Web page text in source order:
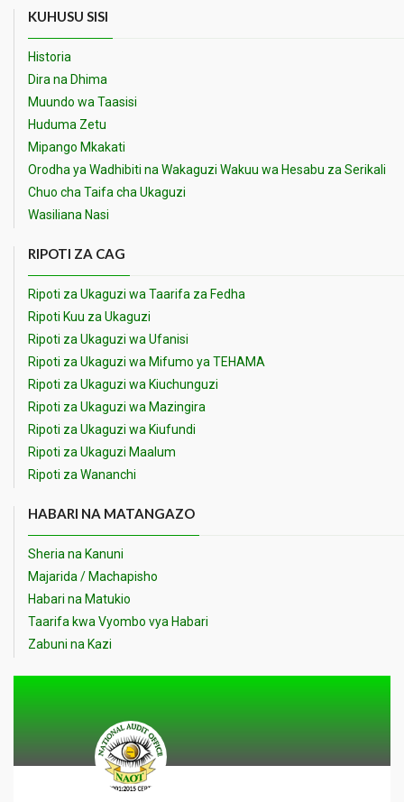
KUHUSU SISI
Historia
Dira na Dhima
Muundo wa Taasisi
Huduma Zetu
Mipango Mkakati
Orodha ya Wadhibiti na Wakaguzi Wakuu wa Hesabu za Serikali
Chuo cha Taifa cha Ukaguzi
Wasiliana Nasi
RIPOTI ZA CAG
Ripoti za Ukaguzi wa Taarifa za Fedha
Ripoti Kuu za Ukaguzi
Ripoti za Ukaguzi wa Ufanisi
Ripoti za Ukaguzi wa Mifumo ya TEHAMA
Ripoti za Ukaguzi wa Kiuchunguzi
Ripoti za Ukaguzi wa Mazingira
Ripoti za Ukaguzi wa Kiufundi
Ripoti za Ukaguzi Maalum
Ripoti za Wananchi
HABARI NA MATANGAZO
Sheria na Kanuni
Majarida / Machapisho
Habari na Matukio
Taarifa kwa Vyombo vya Habari
Zabuni na Kazi